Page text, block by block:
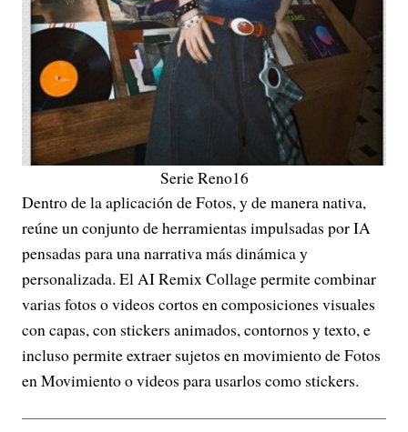
Serie Reno16
Dentro de la aplicación de Fotos, y de manera nativa,
reúne un conjunto de herramientas impulsadas por IA
pensadas para una narrativa más dinámica y
personalizada. El AI Remix Collage permite combinar
varias fotos o videos cortos en composiciones visuales
con capas, con stickers animados, contornos y texto, e
incluso permite extraer sujetos en movimiento de Fotos
en Movimiento o videos para usarlos como stickers.